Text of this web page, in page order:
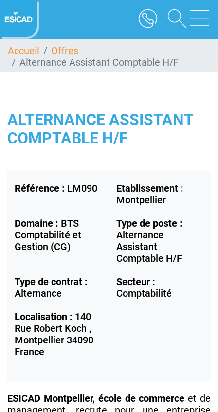
au
contenu
Accueil
Offres
Alternance Assistant Comptable H/F
ALTERNANCE ASSISTANT
COMPTABLE H/F
Référence : LM090
Etablissement :
Montpellier
Domaine : BTS
Comptabilité et
Gestion (CG)
Type de poste :
Alternance
Assistant
Comptable H/F
Type de contrat :
Alternance
Secteur :
Comptabilité
Localisation : 140
Rue Robert Koch ,
Montpellier 34090
France
ESICAD Montpellier, école de commerce et de